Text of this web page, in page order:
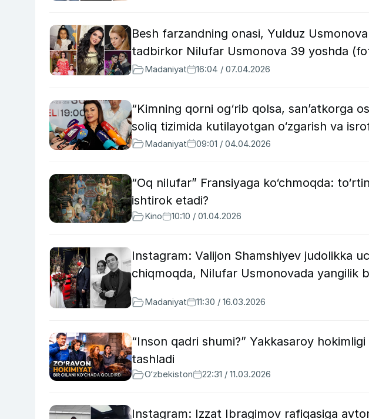
Besh farzandning onasi, Yulduz
tadbirkor Nilufar Usmonova 39 yoshda
Madaniyat 16:04 / 07.04.2026
“Kimning qorni og‘rib qolsa, san’atkorga
soliq tizimida kutilayotgan o‘zgarish va
Madaniyat 09:01 / 04.04.2026
“Oq nilufar” Fransiyaga ko‘chmoqda:
ishtirok etadi?
Kino 10:10 / 01.04.2026
Instagram: Valijon Shamshiyev judolikka
chiqmoqda, Nilufar Usmonovada yangilik
Madaniyat 11:30 / 16.03.2026
“Inson qadri shumi?” Yakkasaroy
tashladi
O‘zbekiston 22:31 / 11.03.2026
Instagram: Izzat Ibragimov rafiqasiga